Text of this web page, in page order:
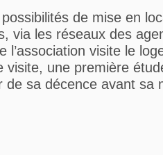
de mise en
via les réseaux des
visite le
visite, une première
sa décence avant sa